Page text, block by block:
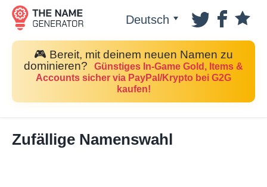
Deutsch
🎮 Bereit, mit deinem neuen Namen zu
dominieren?
Günstiges In-Game Gold, Items &
Accounts sicher via PayPal/Krypto bei G2G
kaufen!
Zufällige Namenswahl